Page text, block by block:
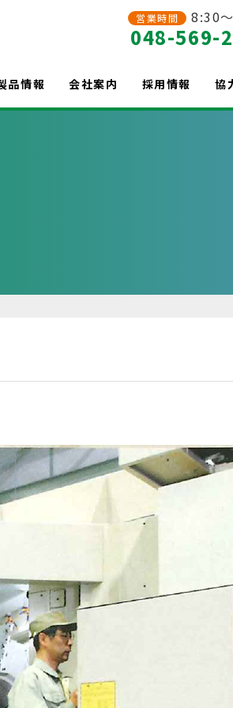
営業時間 8:30
048-569-
品情報 会社案内 採用情報 協